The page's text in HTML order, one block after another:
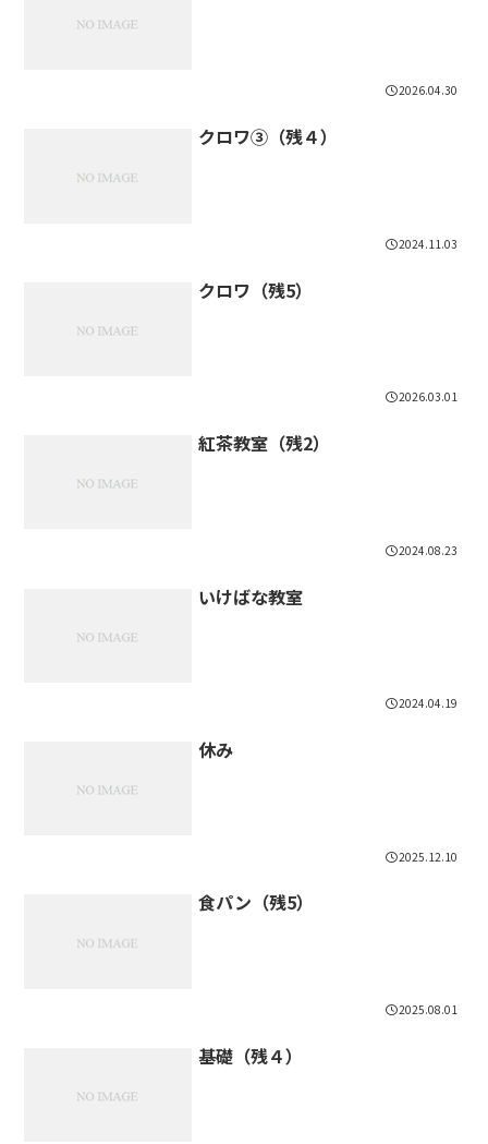
2026.04.30
クロワ③（残４）
2024.11.03
クロワ（残5）
2026.03.01
紅茶教室（残2）
2024.08.23
いけばな教室
2024.04.19
休み
2025.12.10
食パン（残5）
2025.08.01
基礎（残４）